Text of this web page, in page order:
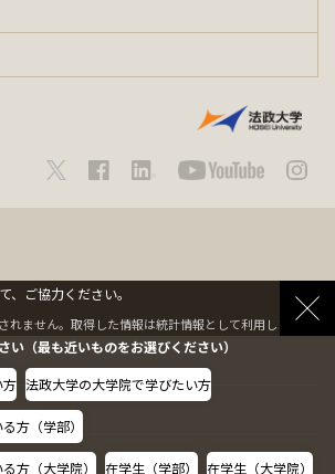
、ご協力ください。
れません。取得した情報は統計情報として利用します。
い（最も近いものをお選びください）
方 法政大学の大学院で学びたい方
方（学部）
方（大学院） 在学生（学部） 在学生（大学院）